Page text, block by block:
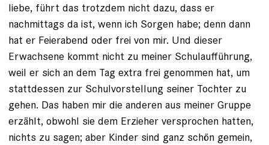
liebe, führt das trotzdem nicht dazu, dass er
nachmittags da ist, wenn ich Sorgen habe; denn dann
hat er Feierabend oder frei von mir. Und dieser
Erwachsene kommt nicht zu meiner Schulaufführung,
weil er sich an dem Tag extra frei genommen hat, um
stattdessen zur Schulvorstellung seiner Tochter zu
gehen. Das haben mir die anderen aus meiner Gruppe
erzählt, obwohl sie dem Erzieher versprochen hatten,
nichts zu sagen; aber Kinder sind ganz schön gemein,